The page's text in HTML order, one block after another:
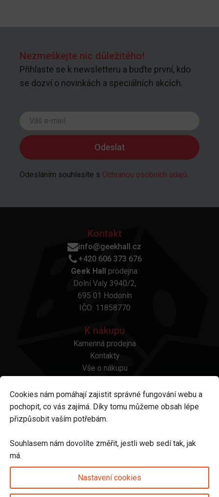
Nezmeškejte nic důležitého!
Přihlaste se k newsletteru a buďte první, kdo
se dozví o novinkách a speciálních akcích.
Odesláním souhlasíte s Ochranou osobních údajů.
Kontakt
info@geekhall.cz
+420 606 373 676
Geek Hall
prodejna:
Dolní Valy 3940/2,
695 01 Hodonín
IČO: 11858770
K nákupu
Kamenná prodejna
Kontakty
Vše o nákupu
Platba a doprava
Reklamace a vrácení
Obchodní podmínky
Odstoupení od smlouvy
Sledujte nás na
Cookies nám pomáhají zajistit správné fungování webu a
pochopit, co vás zajímá. Díky tomu můžeme obsah lépe
přizpůsobit vaším potřebám.
Souhlasem nám dovolíte změřit, jestli web sedí tak, jak
má.
Nastavení cookies